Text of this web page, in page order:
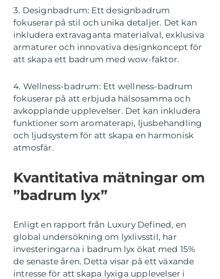
3. Designbadrum: Ett designbadrum
fokuserar på stil och unika detaljer. Det kan
inkludera extravaganta materialval, exklusiva
armaturer och innovativa designkoncept för
att skapa ett badrum med wow-faktor.
4. Wellness-badrum: Ett wellness-badrum
fokuserar på att erbjuda hälsosamma och
avkopplande upplevelser. Det kan inkludera
funktioner som aromaterapi, ljusbehandling
och ljudsystem för att skapa en harmonisk
atmosfär.
Kvantitativa mätningar om
”badrum lyx”
Enligt en rapport från Luxury Defined, en
global undersökning om lyxlivsstil, har
investeringarna i badrum lyx ökat med 15%
de senaste åren. Detta visar på ett växande
intresse för att skapa lyxiga upplevelser i